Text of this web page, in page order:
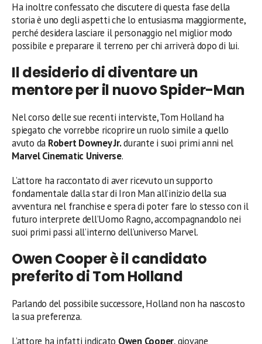
Ha inoltre confessato che discutere di questa fase della
storia è uno degli aspetti che lo entusiasma maggiormente,
perché desidera lasciare il personaggio nel miglior modo
possibile e preparare il terreno per chi arriverà dopo di lui.
Il desiderio di diventare un
mentore per il nuovo Spider-Man
Nel corso delle sue recenti interviste, Tom Holland ha
spiegato che vorrebbe ricoprire un ruolo simile a quello
avuto da Robert Downey Jr.durante i suoi primi anni nel
Marvel Cinematic Universe.
L’attore ha raccontato di aver ricevuto un supporto
fondamentale dalla star di Iron Man all’inizio della sua
avventura nel franchise e spera di poter fare lo stesso con il
futuro interprete dell’Uomo Ragno, accompagnandolo nei
suoi primi passi all’interno dell’universo Marvel.
Owen Cooper è il candidato
preferito di Tom Holland
Parlando del possibile successore, Holland non ha nascosto
la sua preferenza.
L’attore ha infatti indicato Owen Cooper, giovane